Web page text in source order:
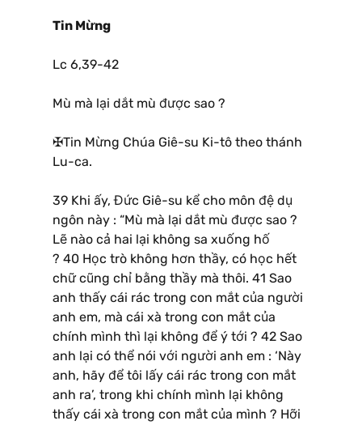
Tin Mừng
Lc 6,39-42
Mù mà lại dắt mù được sao ?
✠Tin Mừng Chúa Giê-su Ki-tô theo thánh
Lu-ca.
39 Khi ấy, Đức Giê-su kể cho môn đệ dụ
ngôn này : “Mù mà lại dắt mù được sao ?
Lẽ nào cả hai lại không sa xuống hố
? 40 Học trò không hơn thầy, có học hết
chữ cũng chỉ bằng thầy mà thôi. 41 Sao
anh thấy cái rác trong con mắt của người
anh em, mà cái xà trong con mắt của
chính mình thì lại không để ý tới ? 42 Sao
anh lại có thể nói với người anh em : ‘Này
anh, hãy để tôi lấy cái rác trong con mắt
anh ra’, trong khi chính mình lại không
thấy cái xà trong con mắt của mình ? Hỡi